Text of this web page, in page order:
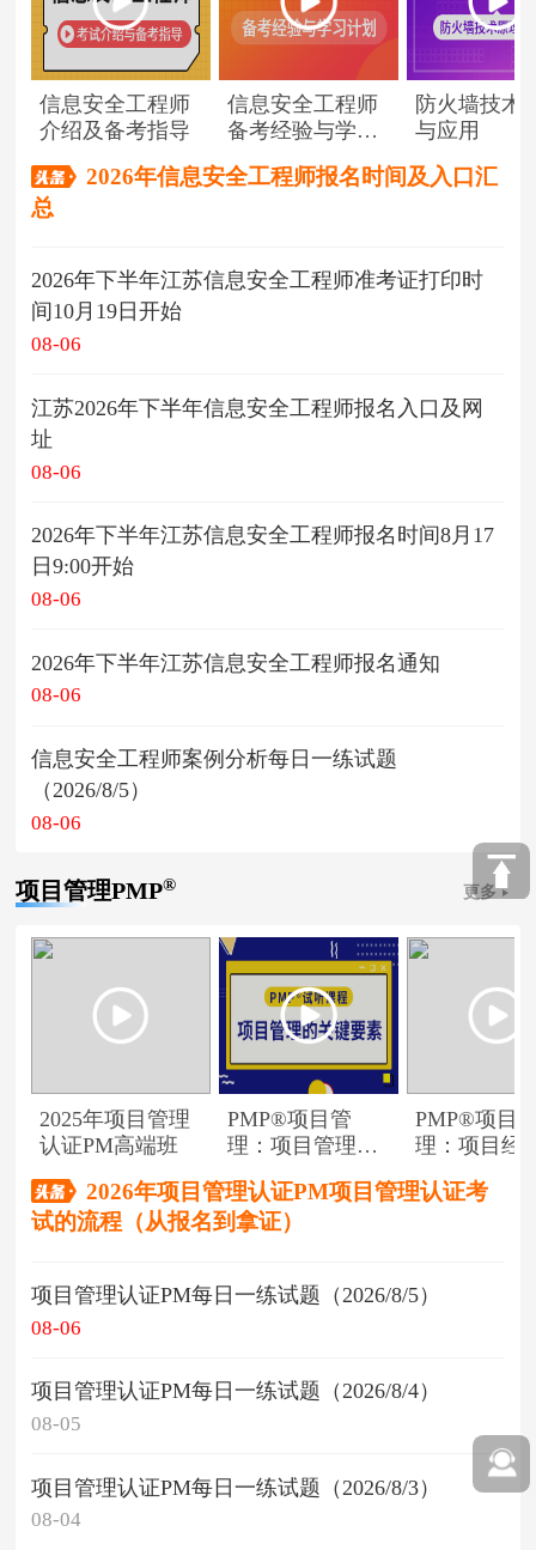
信息安全工程师
介绍及备考指导
信息安全工程师
备考经验与学习
防火墙技术
与应用
2026年信息安全工程师报名时间及入口汇
总
2026年下半年江苏信息安全工程师准考证打印时
间10月19日开始
08-06
江苏2026年下半年信息安全工程师报名入口及网
址
08-06
2026年下半年江苏信息安全工程师报名时间8月17
日9:00开始
08-06
2026年下半年江苏信息安全工程师报名通知
08-06
信息安全工程师案例分析每日一练试题
（2026/8/5）
08-06
项目管理PMP® 更多
2025年项目管理
认证PM高端班
PMP®项目管
理：项目管理的
PMP®项目
理：项目经
2026年项目管理认证PM项目管理认证考
试的流程（从报名到拿证）
项目管理认证PM每日一练试题（2026/8/5）
08-06
项目管理认证PM每日一练试题（2026/8/4）
08-05
项目管理认证PM每日一练试题（2026/8/3）
08-04